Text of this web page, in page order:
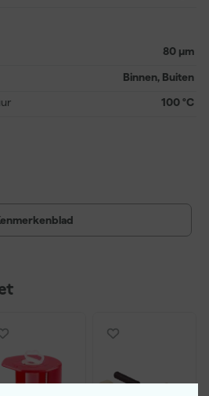
80 μm
Binnen, Buiten
100 °C